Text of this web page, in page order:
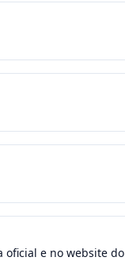
oficial e no website do